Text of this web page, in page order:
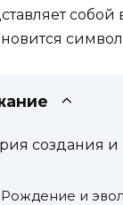
создания и
Рождение и